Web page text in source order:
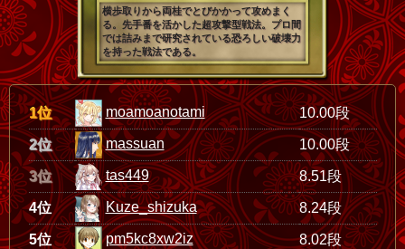
横歩取りから両桂でとびかかって攻めまく
る。先手番を活かした超攻撃型戦法。プロ間
では詰みまで研究されている恐ろしい破壊力
を持った戦法である。
1位 moamoanotami 10.00段
2位 massuan 10.00段
3位 tas449 8.51段
4位 Kuze_shizuka 8.24段
5位 pm5kc8xw2iz 8.02段